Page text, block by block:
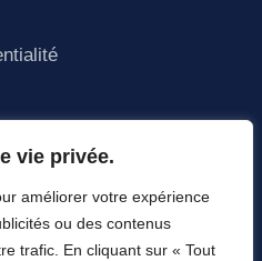
vie privée.
améliorer votre expérience
ou des contenus
trafic. En cliquant sur « Tout